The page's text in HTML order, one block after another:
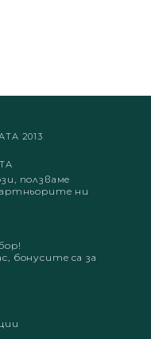
2013
ползваме
ни
бонусите са за